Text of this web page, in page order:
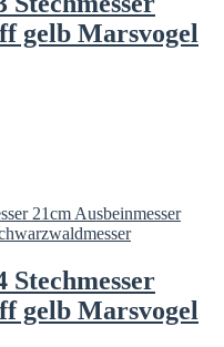
gelb Marsvogel
Stechmesser
gelb Marsvogel